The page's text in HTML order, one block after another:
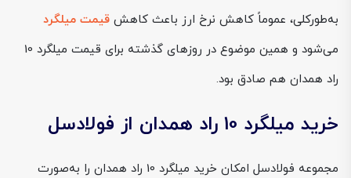
به‌طورکلی، عموماً کاهش نرخ ارز باعث کاهش قیمت میلگرد
می‌شود و همین موضوع در روزهای گذشته برای قیمت میلگرد 10
راد همدان هم صادق بود.
خرید میلگرد 10 راد همدان از فولادسل
مجموعه فولادسل امکان خرید میلگرد 10 راد همدان را به‌صورت